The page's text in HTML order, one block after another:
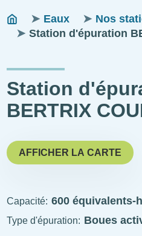
Fils
d'ariane
You
are
Eaux
Nos
Station d'épuration
Station
BERTRIX
AFFICHER LA CARTE
visitable
Capacité 600 équivalents-
Type d'épuration Boues